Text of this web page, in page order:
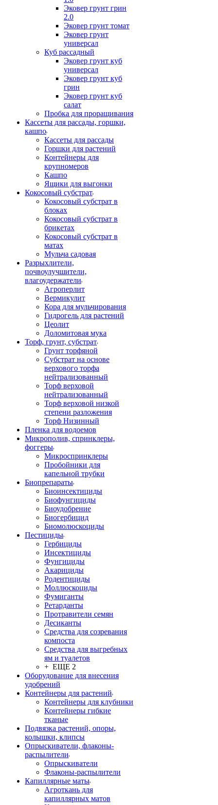
Эковер грунт грин
2.0
Эковер грунт томат
Эковер грунт
универсал
Куб рассадный
Эковер грунт куб
универсал
Эковер грунт куб
грин
Эковер грунт куб
салат
Пробка для проращивания
Кассеты для рассады, горшки,
кашпо
Кассеты для рассады
Горшки для растений
Контейнеры для
крупномеров
Кашпо
Ящики для выгонки
Кокосовый субстрат
Кокосовый субстрат в
блоках
Кокосовый субстрат в
брикетах
Кокосовый субстрат в
матах
Мульча садовая
Разрыхлители,
почвоулучшители,
влагоудержатели
Агроперлит
Вермикулит
Кора для мульчирования
Гидрогель для растений
Цеолит
Доломитовая мука
Торф, грунт, субстрат
Грунт торфяной
Субстрат на основе
верхового торфа
нейтрализованный
Торф верховой
нейтрализованный
Торф верховой низкой
степени разложения
Торф Низинный
Пленка для водоемов
Микрополив, спринклеры,
фоггеры
Микроспринклеры
Пробойники для
капельной трубки
Биопрепараты
Биоинсектициды
Биофунгициды
Биоудобрение
Биогербицид
Биомолюскоциды
Пестициды
Гербициды
Инсектициды
Фунгициды
Акарициды
Родентициды
Моллюскоциды
Фумиганты
Ретарданты
Протравители семян
Десиканты
Средства для созревания
компоста
Средства для выгребных
ям и туалетов
+ ЕЩЕ 2
Оборудование для внесения
удобрений
Контейнеры для растений
Контейнеры для клубники
Контейнеры гибкие
тканые
Подвязка растений, опоры,
колышки, клипсы
Опрыскиватели, флаконы-
распылители
Опрыскиватели
Флаконы-распылители
Капиллярные маты
Агроткань для
капиллярных матов